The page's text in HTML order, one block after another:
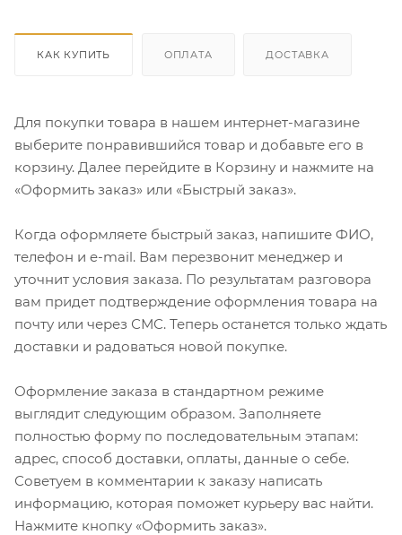
КАК КУПИТЬ ОПЛАТА ДОСТАВКА
Для покупки товара в нашем интернет-магазине
выберите понравившийся товар и добавьте его в
корзину. Далее перейдите в Корзину и нажмите на
«Оформить заказ» или «Быстрый заказ».
Когда оформляете быстрый заказ, напишите ФИО,
телефон и e-mail. Вам перезвонит менеджер и
уточнит условия заказа. По результатам разговора
вам придет подтверждение оформления товара на
почту или через СМС. Теперь останется только ждать
доставки и радоваться новой покупке.
Оформление заказа в стандартном режиме
выглядит следующим образом. Заполняете
полностью форму по последовательным этапам:
адрес, способ доставки, оплаты, данные о себе.
Советуем в комментарии к заказу написать
информацию, которая поможет курьеру вас найти.
Нажмите кнопку «Оформить заказ».